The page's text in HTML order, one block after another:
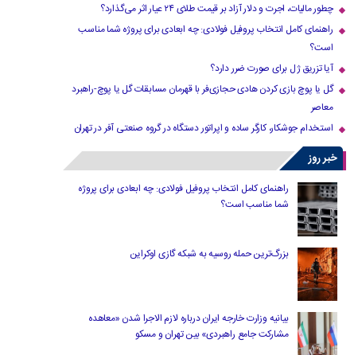
چطور مالیات، اجرت و دلار آزاد بر قیمت طلای ۲۴ عیار اثر می‌گذارد؟
راهنمای کامل انتخاب پروفیل فولادی: چه ابعادی برای پروژه شما مناسب
است؟
آیا تزریق ژل برای صورت ضرر دارد​؟
گل یا پوچ بازی کردن هادی حجازی‌فر با قهرمان مسابقات گل یا پوچ-راهبرد
معاصر
استخدام جوشکار، کارگر ساده و اپراتور دستگاه در گروه صنعتی آفر در تهران
خبر روز
راهنمای کامل انتخاب پروفیل فولادی: چه ابعادی برای پروژه
شما مناسب است؟
بزرگ‌ترین حمله روسیه به شبکه گازی اوکراین
بیانیه وزارت خارجه ایران درباره لازم‌ الاجرا شدن «معاهده
مشارکت جامع راهبردی» بین تهران و مسکو